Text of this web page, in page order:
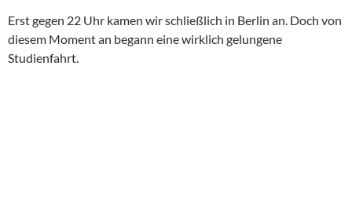
Erst gegen 22 Uhr kamen wir schließlich in Berlin an. Doch von
diesem Moment an begann eine wirklich gelungene
Studienfahrt.